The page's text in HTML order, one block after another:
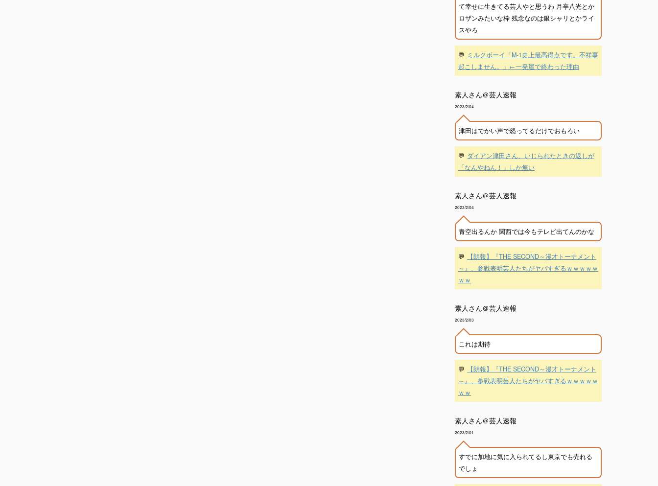
て幸せに生きてる芸人やと思うわ 月亭八光とか
ロザンみたいな枠 残念なのは銀シャリとかライ
スやろ
💬 ミルクボーイ「M-1史上最高得点です。不祥事
起こしません。」←一発屋で終わった理由
素人さん＠芸人速報
2023/2/04
津田はでかい声で怒ってるだけでおもろい
💬 ダイアン津田さん、いじられたときの返しが
「なんやねん！」しか無い
素人さん＠芸人速報
2023/2/04
青空出るんか 関西では今もテレビ出てんのかな
💬
【朗報】『THE SECOND～漫才トーナメント
～』、参戦表明芸人たちがヤバすぎるｗｗｗｗｗ
ｗｗ
素人さん＠芸人速報
2023/2/03
これは期待
💬
【朗報】『THE SECOND～漫才トーナメント
～』、参戦表明芸人たちがヤバすぎるｗｗｗｗｗ
ｗｗ
素人さん＠芸人速報
2023/2/01
すでに加地に気に入られてるし東京でも売れる
でしょ